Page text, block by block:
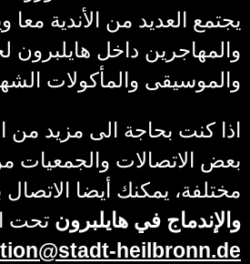
يجتمع العديد من الأندية معا
والمهاجرين داخل هايلبرون
والموسيقى والمأكولات
اذا كنت بحاجة الى مزيد من
بعض الاتصالات والجمعيات
مختلفة، يمكنك أيضا الاتصال
والإندماج في هايلبرون تحت
@stadt-heilbronn.de